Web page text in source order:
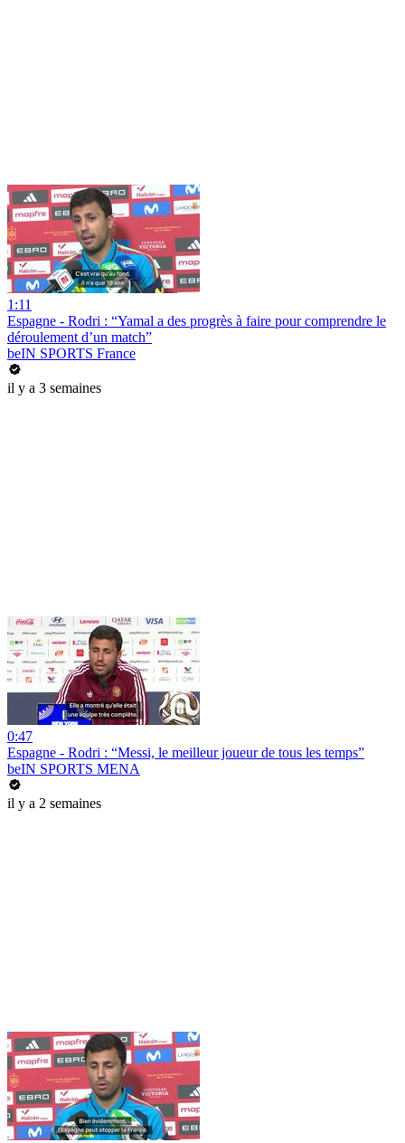
1:11
Espagne - Rodri : “Yamal a des progrès à faire pour comprendre le
déroulement d’un match”
beIN SPORTS France
il y a 3 semaines
0:47
Espagne - Rodri : “Messi, le meilleur joueur de tous les temps”
beIN SPORTS MENA
il y a 2 semaines